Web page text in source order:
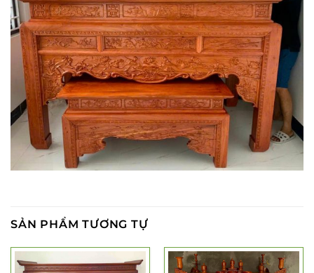
SẢN PHẨM TƯƠNG TỰ